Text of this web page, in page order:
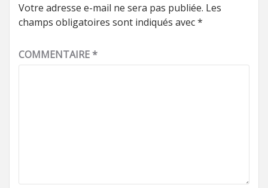
Votre adresse e-mail ne sera pas publiée. Les
champs obligatoires sont indiqués avec*
COMMENTAIRE*